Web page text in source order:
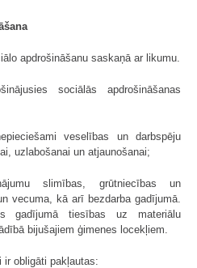
apdrošināšanu saskaņā ar likumu.
sociālās apdrošināšanas
veselības un darbspēju
uzlabošanai un atjaunošanai;
slimības, grūtniecības un
vecuma, kā arī bezdarba gadījumā.
gadījumā tiesības uz materiālu
bijušajiem ģimenes locekļiem.
ir obligāti pakļautas: